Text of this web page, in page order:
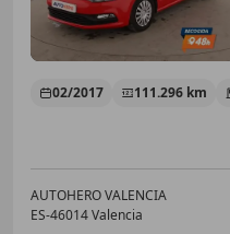
02/2017 111.296 km
AUTOHERO VALENCIA
ES-46014 Valencia